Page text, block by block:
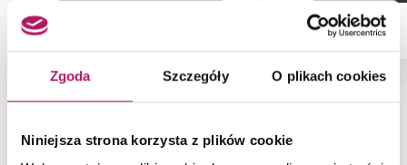
Zgoda Szczegóły O plikach cookies
Niniejsza strona korzysta z plików cookie
NAJNOWSZE ARTYKUŁY